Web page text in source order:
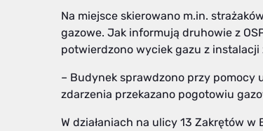
Na miejsce skierowano m.in.
gazowe. Jak informują druhowie z
potwierdzono wyciek gazu z
– Budynek sprawdzono przy pomocy
zdarzenia przekazano pogotowiu
W działaniach na ulicy 13 Zakrętów